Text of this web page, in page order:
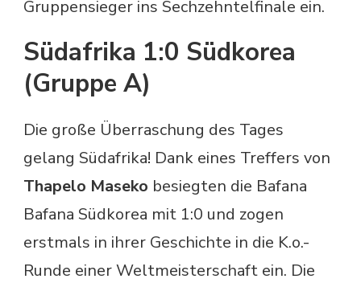
Gruppensieger ins Sechzehntelfinale ein.
Südafrika 1:0 Südkorea
(Gruppe A)
Die große Überraschung des Tages
gelang Südafrika! Dank eines Treffers von
Thapelo Maseko besiegten die Bafana
Bafana Südkorea mit 1:0 und zogen
erstmals in ihrer Geschichte in die K.o.-
Runde einer Weltmeisterschaft ein. Die